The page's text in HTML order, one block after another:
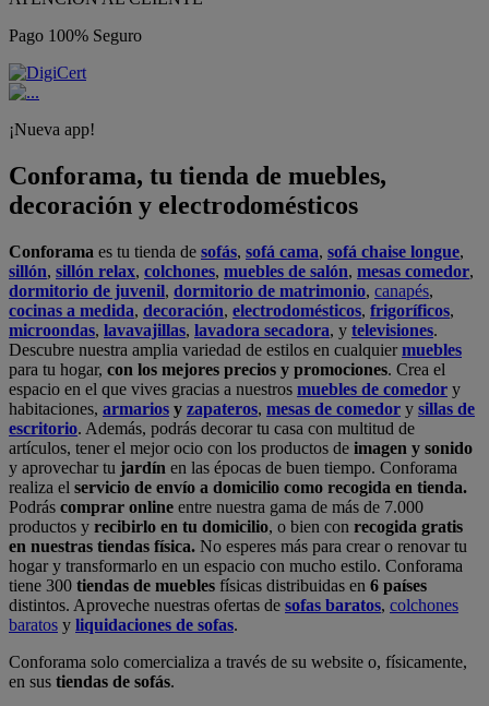
Pago 100% Seguro
¡Nueva app!
Conforama, tu tienda de muebles,
decoración y electrodomésticos
Conforama es tu tienda de sofás, sofá cama, sofá chaise longue,
sillón, sillón relax, colchones, muebles de salón, mesas comedor,
dormitorio de juvenil, dormitorio de matrimonio, canapés,
cocinas a medida, decoración, electrodomésticos, frigoríficos,
microondas, lavavajillas, lavadora secadora, y televisiones.
Descubre nuestra amplia variedad de estilos en cualquiermuebles
para tu hogar, con los mejores precios y promociones. Crea el
espacio en el que vives gracias a nuestros muebles de comedor y
habitaciones, armarios y zapateros, mesas de comedor y sillas de
escritorio. Además, podrás decorar tu casa con multitud de
artículos, tener el mejor ocio con los productos de imagen y sonido
y aprovechar tu jardín en las épocas de buen tiempo. Conforama
realiza el servicio de envío a domicilio como recogida en tienda.
Podrás comprar online entre nuestra gama de más de 7.000
productos y recibirlo en tu domicilio, o bien con recogida gratis
en nuestras tiendas física. No esperes más para crear o renovar tu
hogar y transformarlo en un espacio con mucho estilo. Conforama
tiene 300 tiendas de muebles físicas distribuidas en 6 países
distintos. Aproveche nuestras ofertas de sofas baratos, colchones
baratos y liquidaciones de sofas.
Conforama solo comercializa a través de su website o, físicamente,
en sus tiendas de sofás.